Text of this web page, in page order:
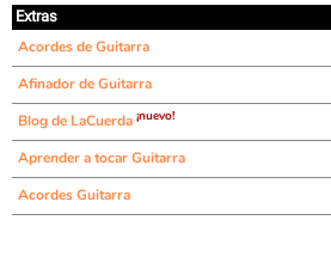
Extras
Acordes de Guitarra
Afinador de Guitarra
Blog de LaCuerda ¡nuevo!
Aprender a tocar Guitarra
Acordes Guitarra